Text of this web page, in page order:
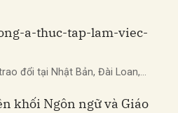
đổi tại Nhật Bản, Đài Loan,...
khối Ngôn ngữ và Giáo